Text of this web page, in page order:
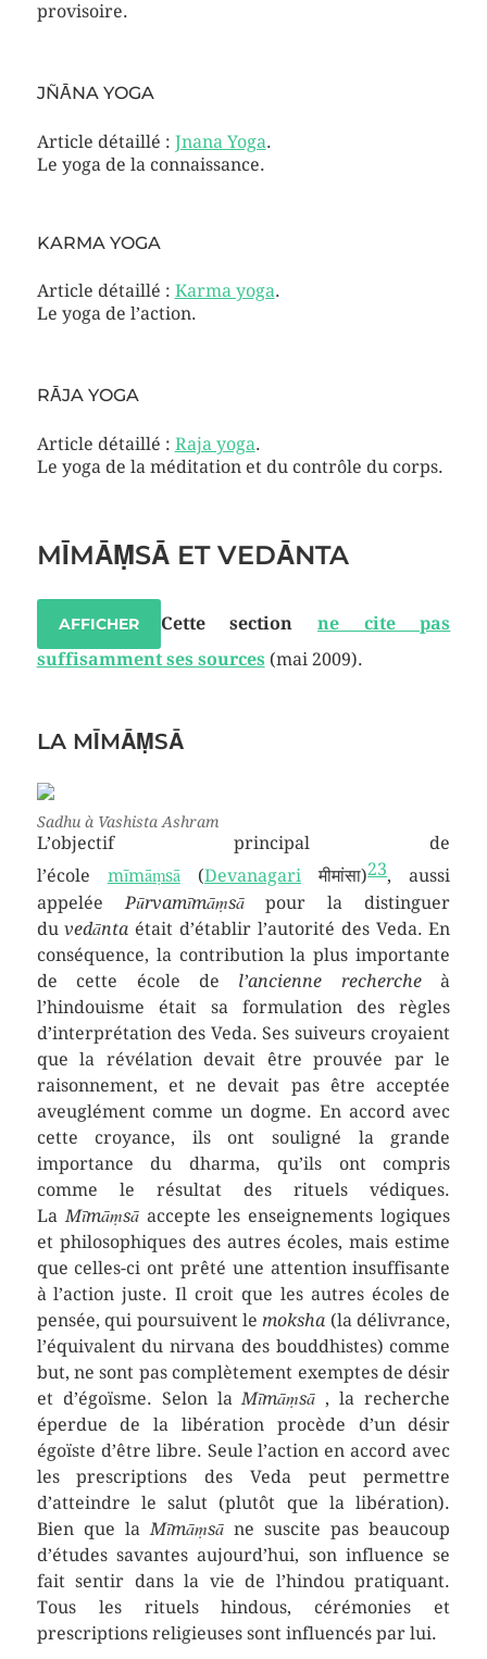
provisoire.
JÑĀNA YOGA
Article détaillé : Jnana Yoga.
Le yoga de la connaissance.
KARMA YOGA
Article détaillé : Karma yoga.
Le yoga de l’action.
RĀJA YOGA
Article détaillé : Raja yoga.
Le yoga de la méditation et du contrôle du corps.
MĪMĀṂSĀ ET VEDĀNTA
AFFICHER Cette section ne cite pas
suffisamment ses sources (mai 2009).
LA MĪMĀṂSĀ
Sadhu à Vashista Ashram
L’objectif principal de
l’école mīmāṃsā(Devanagari मीमांसा)23, aussi
appelée Pūrvamīmāṃsāpour la distinguer
duvedānta était d’établir l’autorité des Veda. En
conséquence, la contribution la plus importante
de cette école de l’ancienne rechercheà
l’hindouisme était sa formulation des règles
d’interprétation des Veda. Ses suiveurs croyaient
que la révélation devait être prouvée par le
raisonnement, et ne devait pas être acceptée
aveuglément comme un dogme. En accord avec
cette croyance, ils ont souligné la grande
importance du dharma, qu’ils ont compris
comme le résultat des rituels védiques.
La Mīmāṃsā accepte les enseignements logiques
et philosophiques des autres écoles, mais estime
que celles-ci ont prêté une attention insuffisante
à l’action juste. Il croit que les autres écoles de
pensée, qui poursuivent le moksha (la délivrance,
l’équivalent du nirvana des bouddhistes) comme
but, ne sont pas complètement exemptes de désir
et d’égoïsme. Selon la Mīmāṃsā , la recherche
éperdue de la libération procède d’un désir
égoïste d’être libre. Seule l’action en accord avec
les prescriptions des Veda peut permettre
d’atteindre le salut (plutôt que la libération).
Bien que la Mīmāṃsāne suscite pas beaucoup
d’études savantes aujourd’hui, son influence se
fait sentir dans la vie de l’hindou pratiquant.
Tous les rituels hindous, cérémonies et
prescriptions religieuses sont influencés par lui.